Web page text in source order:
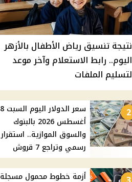
نتيجة تنسيق رياض الأطفال بالأزهر
اليوم.. رابط الاستعلام وآخر موعد
لتسليم الملفات
2
سعر الدولار اليوم السبت 8
أغسطس 2026 بالبنوك
والسوق الموازية.. استقرار
رسمي وتراجع 7 قروش
أزمة خطوط محمول مسجلة